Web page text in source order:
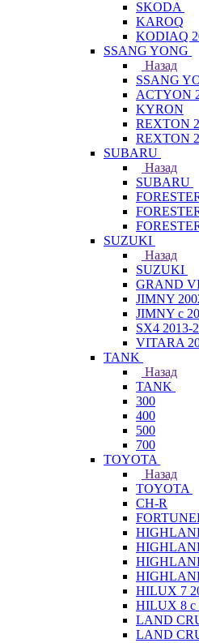
SKODA
KAROQ
KODIAQ
SSANG YONG
Назад
SSANG
ACTYON
KYRON
REXTON
REXTON
SUBARU
Назад
SUBARU
SUZUKI
Назад
SUZUKI
GRAND
JIMNY
JIMNY с
SX4 2013-
VITARA
TANK
Назад
TANK
300
400
500
700
TOYOTA
Назад
TOYOTA
CH-R
HILUX 7
HILUX 8 с
LAND
LAND